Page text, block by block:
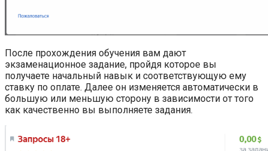
После прохождения обучения вам дают
экзаменационное задание, пройдя которое вы
получаете начальный навык и соответствующую ему
ставку по оплате. Далее он изменяется автоматически в
большую или меньшую сторону в зависимости от того
как качественно вы выполняете задания.